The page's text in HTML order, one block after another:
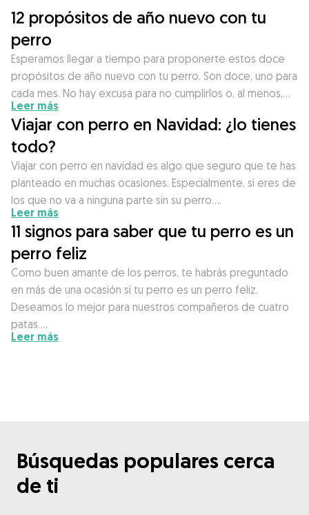
12 propósitos de año nuevo con tu
perro
Esperamos llegar a tiempo para proponerte estos doce
propósitos de año nuevo con tu perro. Son doce, uno para
cada mes. No hay excusa para no cumplirlos o, al menos,…
Leer más
Viajar con perro en Navidad: ¿lo tienes
todo?
Viajar con perro en navidad es algo que seguro que te has
planteado en muchas ocasiones. Especialmente, si eres de
los que no va a ninguna parte sin su perro….
Leer más
11 signos para saber que tu perro es un
perro feliz
Como buen amante de los perros, te habrás preguntado
en más de una ocasión si tu perro es un perro feliz.
Deseamos lo mejor para nuestros compañeros de cuatro
patas….
Leer más
Búsquedas populares cerca
de ti